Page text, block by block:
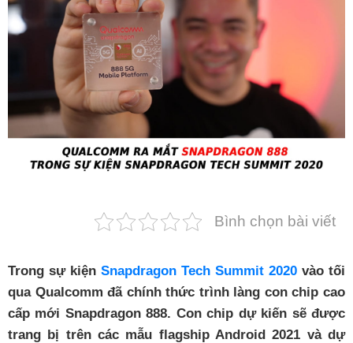
Điện thoại
Phụ kiện
Hệ thống:
17 cửa hàng
Tổng đài:1800.6729(miễn phí)
(Giờ làm việc: 08h00 - 21h00)
Giới thiệu
Bình chọn bài viết
Trong sự kiện Snapdragon Tech Summit 2020 vào tối
qua Qualcomm đã chính thức trình làng con chip cao
cấp mới Snapdragon 888. Con chip dự kiến sẽ được
trang bị trên các mẫu flagship Android 2021 và dự